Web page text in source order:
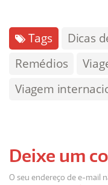
Tags Dicas
Remédios
Viagem
Deixe um
O seu endereço de e-mail